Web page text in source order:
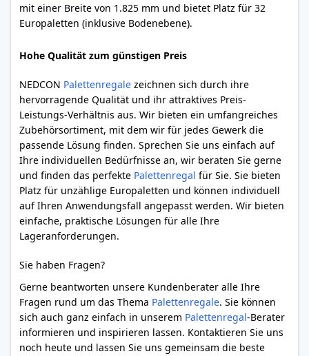
mit einer Breite von 1.825 mm und bietet Platz für 32
Europaletten (inklusive Bodenebene).
Hohe Qualität zum günstigen Preis
NEDCON Palettenregale zeichnen sich durch ihre
hervorragende Qualität und ihr attraktives Preis-
Leistungs-Verhältnis aus. Wir bieten ein umfangreiches
Zubehörsortiment, mit dem wir für jedes Gewerk die
passende Lösung finden. Sprechen Sie uns einfach auf
Ihre individuellen Bedürfnisse an, wir beraten Sie gerne
und finden das perfekte Palettenregal für Sie. Sie bieten
Platz für unzählige Europaletten und können individuell
auf Ihren Anwendungsfall angepasst werden. Wir bieten
einfache, praktische Lösungen für alle Ihre
Lageranforderungen.
Sie haben Fragen?
Gerne beantworten unsere Kundenberater alle Ihre
Fragen rund um das Thema Palettenregale. Sie können
sich auch ganz einfach in unserem Palettenregal-Berater
informieren und inspirieren lassen. Kontaktieren Sie uns
noch heute und lassen Sie uns gemeinsam die beste